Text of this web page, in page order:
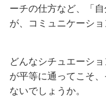
ーチの仕方など、「
が、コミュニケーシ
どんなシチュエーシ
が平等に通ってこそ
ないでしょうか。